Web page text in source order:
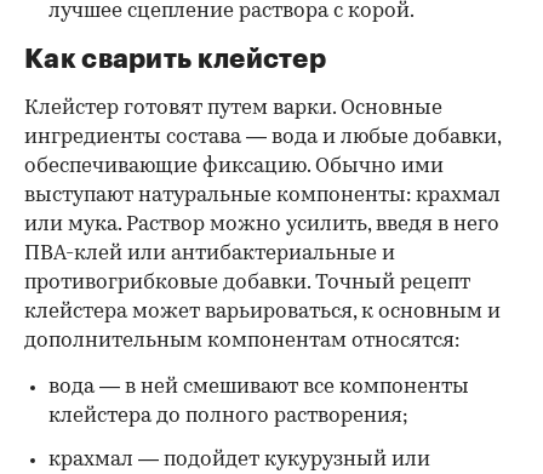
лучшее сцепление раствора с корой.
Как сварить клейстер
Клейстер готовят путем варки. Основные
ингредиенты состава — вода и любые добавки,
обеспечивающие фиксацию. Обычно ими
выступают натуральные компоненты: крахмал
или мука. Раствор можно усилить, введя в него
ПВА-клей или антибактериальные и
противогрибковые добавки. Точный рецепт
клейстера может варьироваться, к основным и
дополнительным компонентам относятся:
вода — в ней смешивают все компоненты
клейстера до полного растворения;
крахмал — подойдет кукурузный или